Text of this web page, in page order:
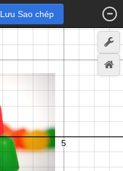
Lưu Sao chép